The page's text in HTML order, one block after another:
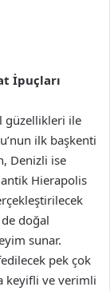
İpuçları
güzellikleri ile
ilk başkenti
Denizli ise
Hierapolis
doğal
sunar.
pek çok
keyifli ve verimli